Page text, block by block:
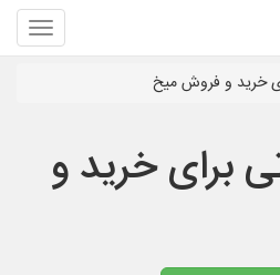
خرید و فروش میخ
برای خرید و